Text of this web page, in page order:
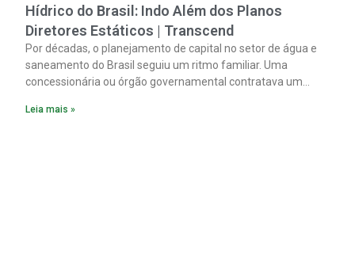
Hídrico do Brasil: Indo Além dos Planos
Diretores Estáticos | Transcend
Por décadas, o planejamento de capital no setor de água e
saneamento do Brasil seguiu um ritmo familiar. Uma
concessionária ou órgão governamental contratava um
Leia mais »